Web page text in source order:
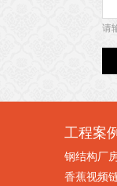
请
工程案
钢结构厂
香蕉视频